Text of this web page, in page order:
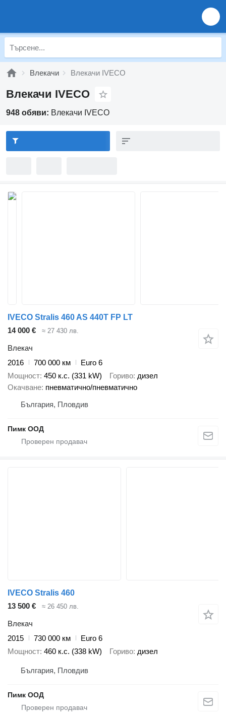
Влекачи Влекачи IVECO
Влекачи IVECO
948 обяви: Влекачи IVECO
IVECO Stralis 460 AS 440T FP LT
14 000 €
≈ 27 430 лв.
Влекач
2016
700 000 км
Euro 6
Мощност 450 к.с. (331 kW) Гориво дизел
Окачване пневматично/пневматично
България, Пловдив
Пимк ООД
IVECO Stralis 460
13 500 €
≈ 26 450 лв.
Влекач
2015
730 000 км
Euro 6
Мощност 460 к.с. (338 kW) Гориво дизел
България, Пловдив
Пимк ООД